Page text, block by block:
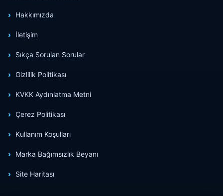
Hakkımızda
İletişim
Sıkça Sorulan Sorular
Gizlilik Politikası
KVKK Aydınlatma Metni
Çerez Politikası
Kullanım Koşulları
Marka Bağımsızlık Beyanı
Site Haritası